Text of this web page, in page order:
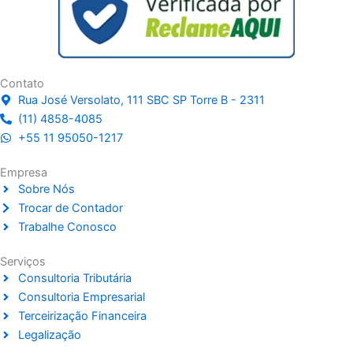
n
b
o
a
g
r
m
o
k
u
b
e
Contato
Rua José Versolato, 111 SBC SP Torre B - 2311
(11) 4858-4085
+55 11 95050-1217
Empresa
Sobre Nós
Trocar de Contador
Trabalhe Conosco
Serviços
Consultoria Tributária
Consultoria Empresarial
Terceirização Financeira
Legalização